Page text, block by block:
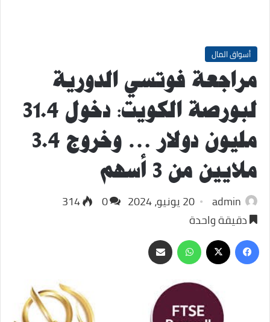
أسواق المال
مراجعة فوتسي الدورية
لبورصة الكويت: دخول 31.4
مليون دولار … وخروج 3.4
ملايين من 3 أسهم
admin 20 يونيو، 2024 0
314
دقيقة واحدة
فيسبوك
‫X واتسابمشاركة
عبر